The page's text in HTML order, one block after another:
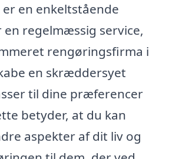
en enkeltstående
regelmæssig service,
rengøringsfirma i
en skræddersyet
til dine præferencer
betyder, at du kan
aspekter af dit liv og